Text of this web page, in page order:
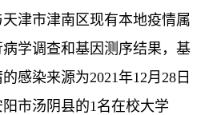
津市津南区现有本地疫情属
学调查和基因测序结果，基
感染来源为2021年12月28日
市汤阴县的1名在校大学